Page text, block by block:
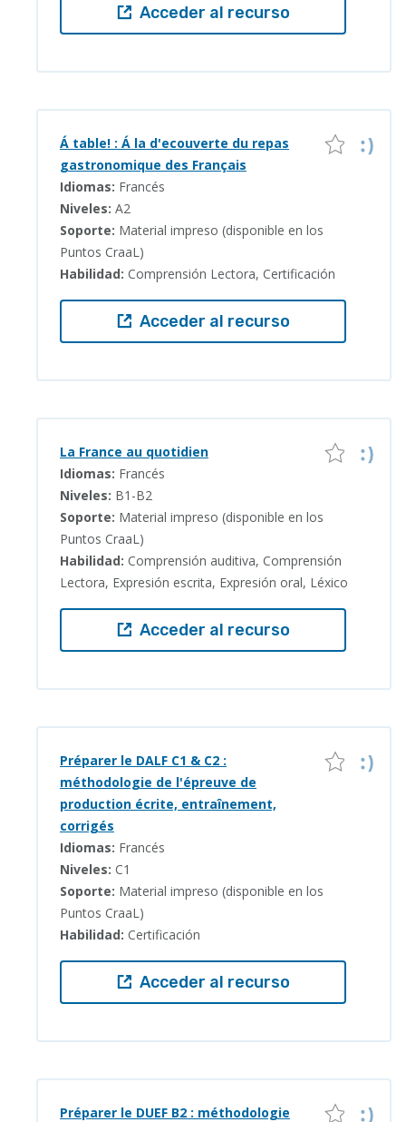
Acceder al recurso
Á table! : Á la d'ecouverte du repas
gastronomique des Français
Idiomas: Francés
Niveles: A2
Soporte: Material impreso (disponible en los
Puntos CraaL)
Habilidad: Comprensión Lectora, Certificación
Acceder al recurso
La France au quotidien
Idiomas: Francés
Niveles: B1-B2
Soporte: Material impreso (disponible en los
Puntos CraaL)
Habilidad: Comprensión auditiva, Comprensión
Lectora, Expresión escrita, Expresión oral, Léxico
Acceder al recurso
Préparer le DALF C1 & C2 :
méthodologie de l'épreuve de
production écrite, entraînement,
corrigés
Idiomas: Francés
Niveles: C1
Soporte: Material impreso (disponible en los
Puntos CraaL)
Habilidad: Certificación
Acceder al recurso
Préparer le DUEF B2 : méthodologie